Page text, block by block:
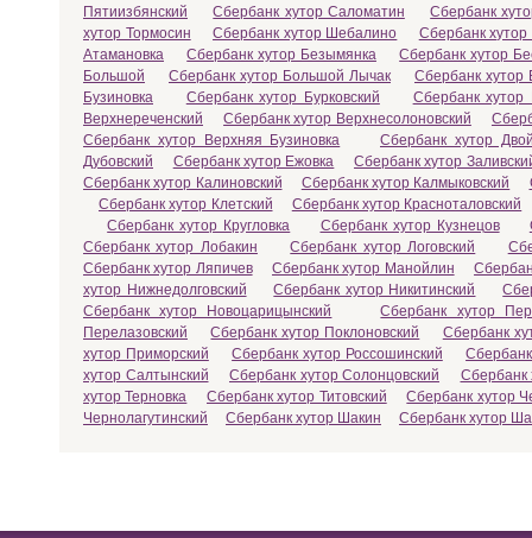
Пятиизбянский
Сбербанк хутор Саломатин
Сбербанк
хутор Тормосин
Сбербанк хутор Шебалино
Сбербанк хутор
Атамановка
Сбербанк хутор Безымянка
Сбербанк хутор
Большой
Сбербанк хутор Большой Лычак
Сбербанк хутор
Бузиновка
Сбербанк хутор Бурковский
Сбербанк хутор
Верхнереченский
Сбербанк хутор Верхнесолоновский
Сбербанк хутор Верхняя Бузиновка
Сбербанк хутор
Дубовский
Сбербанк хутор Ежовка
Сбербанк хутор
Сбербанк хутор Калиновский
Сбербанк хутор Калмыковский
Сбербанк хутор Клетский
Сбербанк хутор Красноталовский
Сбербанк хутор Кругловка
Сбербанк хутор Кузнецов
Сбербанк хутор Лобакин
Сбербанк хутор Логовский
Сбербанк хутор Ляпичев
Сбербанк хутор Манойлин
хутор Нижнедолговский
Сбербанк хутор Никитинский
Сбербанк хутор Новоцарицынский
Сбербанк хутор
Перелазовский
Сбербанк хутор Поклоновский
Сбербанк
хутор Приморский
Сбербанк хутор Россошинский
хутор Салтынский
Сбербанк хутор Солонцовский
Сбербанк
хутор Терновка
Сбербанк хутор Титовский
Сбербанк хутор
Чернолагутинский
Сбербанк хутор Шакин Сбербанк хутор